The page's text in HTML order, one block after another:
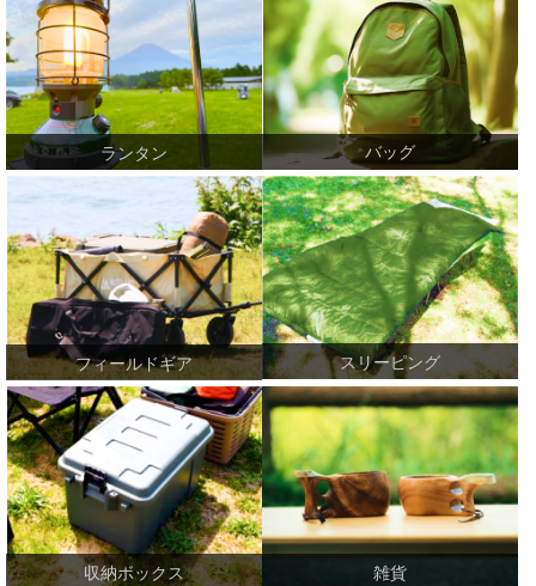
ランタン バッグ
フィールドギア スリーピング
収納ボックス 雑貨